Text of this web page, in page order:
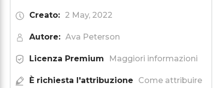
Creato: 2 May, 2022
Autore: Ava Peterson
Licenza Premium Maggiori informazioni
È richiesta l'attribuzione Come attribuire